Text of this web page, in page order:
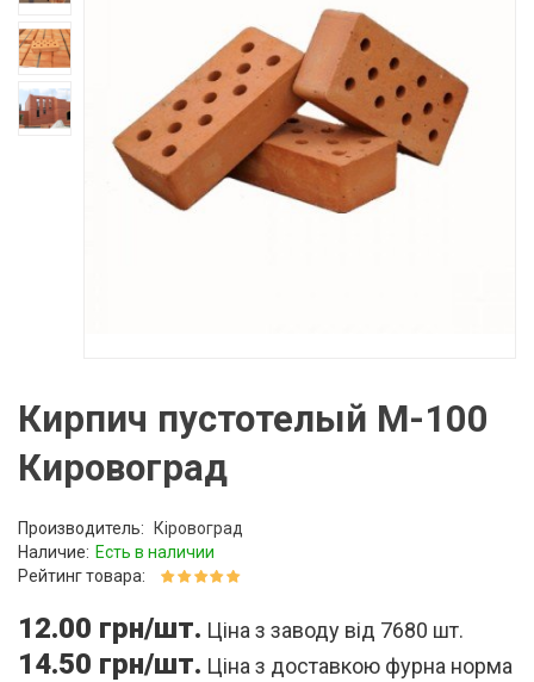
Кирпич пустотелый М-100
Кировоград
Производитель:
Кіровоград
Наличие: Есть в наличии
Рейтинг товара:
12.00 грн/шт. Ціна з заводу від 7680 шт.
14.50 грн/шт. Ціна з доставкою фурна норма